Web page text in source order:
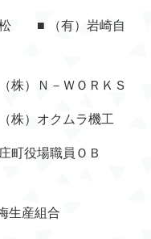
■ （有）岩崎自
）Ｎ－ＷＯＲＫＳ
）オクムラ機工
役場職員ＯＢ
産組合